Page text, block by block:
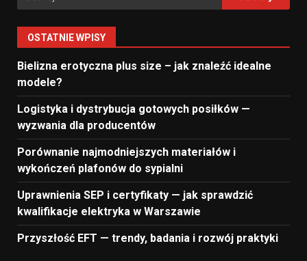
OSTATNIE WPISY
Bielizna erotyczna plus size – jak znaleźć idealne
modele?
Logistyka i dystrybucja gotowych posiłków —
wyzwania dla producentów
Porównanie najmodniejszych materiałów i
wykończeń plafonów do sypialni
Uprawnienia SEP i certyfikaty — jak sprawdzić
kwalifikacje elektryka w Warszawie
Przyszłość EFT — trendy, badania i rozwój praktyki